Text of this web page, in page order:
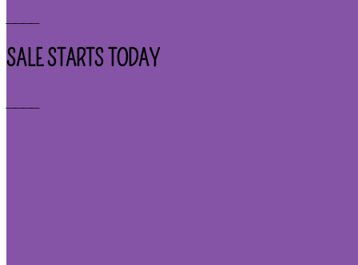
SALE STARTS TODAY